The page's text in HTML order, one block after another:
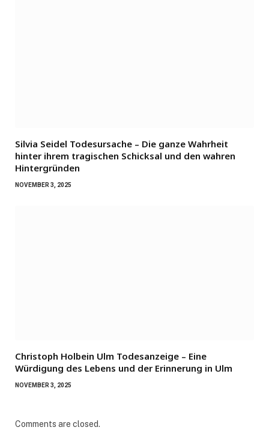
Silvia Seidel Todesursache – Die ganze Wahrheit
hinter ihrem tragischen Schicksal und den wahren
Hintergründen
NOVEMBER 3, 2025
Christoph Holbein Ulm Todesanzeige – Eine
Würdigung des Lebens und der Erinnerung in Ulm
NOVEMBER 3, 2025
Comments are closed.